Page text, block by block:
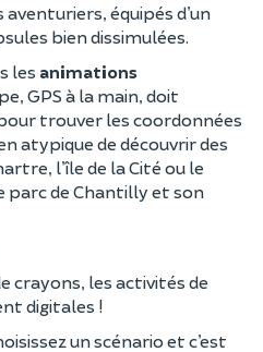
équipés d’un
bien dissimulées.
les animations
GPS à la main, doit
trouver les coordonnées
atypique de découvrir des
l’île de la Cité ou le
parc de Chantilly et son
crayons, les activités de
digitales !
un scénario et c’est